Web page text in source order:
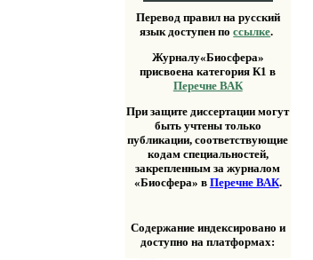
Перевод правил на русский
язык доступен поссылке.
Журналу«Биосфера»
присвоена категория К1 в
Перечне ВАК
При защите диссертации могут
быть учтены только
публикации, соответствующие
кодам специальностей,
закрепленным за журналом
«Биосфера» в Перечне ВАК.
Содержание индексировано и
доступно на платформах: